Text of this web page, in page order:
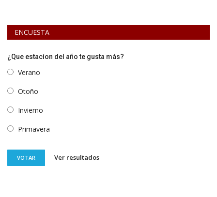
ENCUESTA
¿Que estacíon del año te gusta más?
Verano
Otoño
Invierno
Primavera
VOTAR Ver resultados